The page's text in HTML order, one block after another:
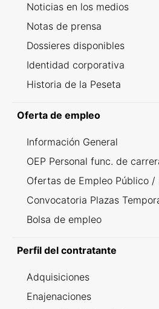
Noticias en los medios
Notas de prensa
Dossieres disponibles
Identidad corporativa
Historia de la Peseta
Oferta de empleo
Información General
OEP Personal func. de
Ofertas de Empleo Público /
Convocatoria Plazas
Bolsa de empleo
Perfil del contratante
Adquisiciones
Enajenaciones